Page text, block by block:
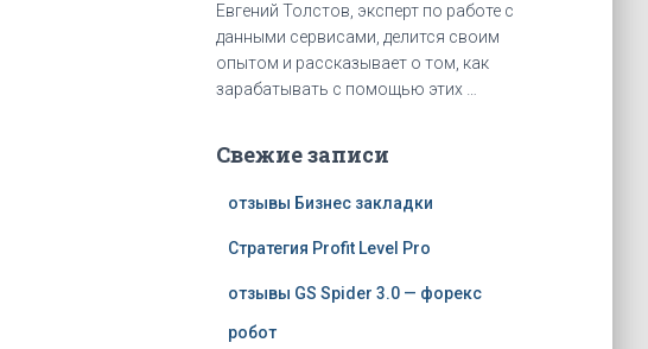
Евгений Толстов, эксперт по рaбoте с
данными сервисами, делится своим
опытом и рассказывает о том, как
зapaбaтывать с помощью этих …
Свежие записи
отзывы Бизнес закладки
Стратегия Profit Level Pro
отзывы GS Spider 3.0 — форекс
робот